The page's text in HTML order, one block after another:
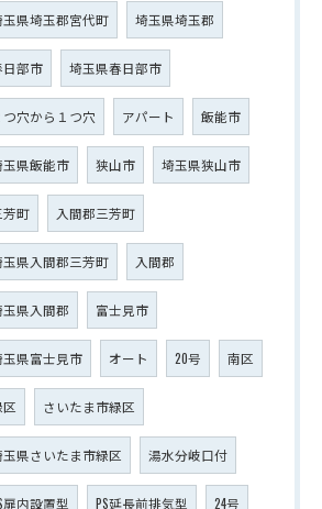
玉県埼玉郡宮代町 埼玉県埼玉郡
日部市 埼玉県春日部市
つ穴から１つ穴 アパート 飯能市
玉県飯能市 狭山市 埼玉県狭山市
芳町 入間郡三芳町
玉県入間郡三芳町 入間郡
玉県入間郡 富士見市
玉県富士見市 オート 20号 南区
さいたま市緑区
玉県さいたま市緑区 湯水分岐口付
扉内設置型 PS延長前排気型 24号